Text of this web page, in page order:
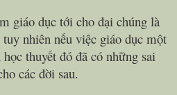
dục tới cho đại chúng là
nhiên nếu việc giáo dục một
thuyết đó đã có những sai
các đời sau.